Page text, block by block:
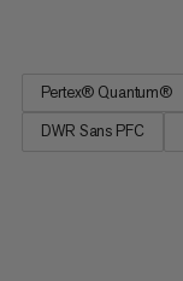
Pertex® Quantum®
DWR Sans PFC